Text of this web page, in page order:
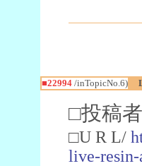
■22994/inTopicNo.6)
□投稿
□U R L/
live-resin-